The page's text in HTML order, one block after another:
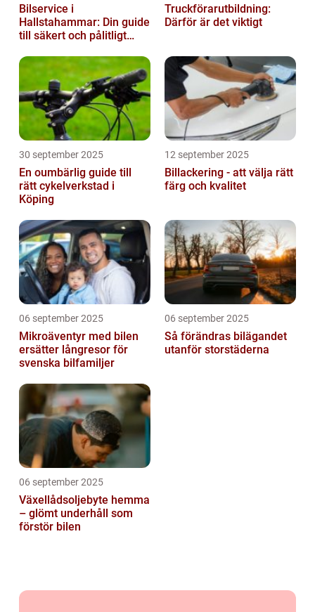
Bilservice i
Hallstahammar: Din guide
till säkert och pålitligt
Truckförarutbildning:
Därför är det viktigt
30 september 2025
En oumbärlig guide till
rätt cykelverkstad i
Köping
12 september 2025
Billackering - att välja rätt
färg och kvalitet
06 september 2025
Mikroäventyr med bilen
ersätter långresor för
svenska bilfamiljer
06 september 2025
Så förändras bilägandet
utanför storstäderna
06 september 2025
Växellådsoljebyte hemma
– glömt underhåll som
förstör bilen